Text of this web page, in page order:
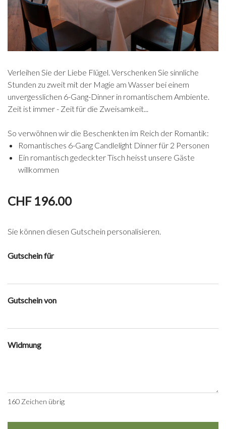
Verleihen Sie der Liebe Flügel. Verschenken Sie sinnliche
Stunden zu zweit mit der Magie am Wasser bei einem
unvergesslichen 6-Gang-Dinner in romantischem Ambiente.
Zeit ist immer - Zeit für die Zweisamkeit...
So verwöhnen wir die Beschenkten im Reich der Romantik:
Romantisches 6-Gang Candlelight Dinner für 2 Personen
Ein romantisch gedeckter Tisch heisst unsere Gäste
willkommen
CHF 196.00
Sie können diesen Gutschein personalisieren.
Gutschein für
Gutschein von
Widmung
160 Zeichen übrig